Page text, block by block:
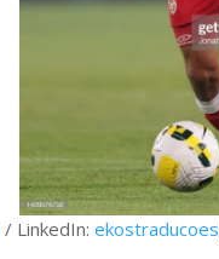
/ LinkedIn: ekostraducoes